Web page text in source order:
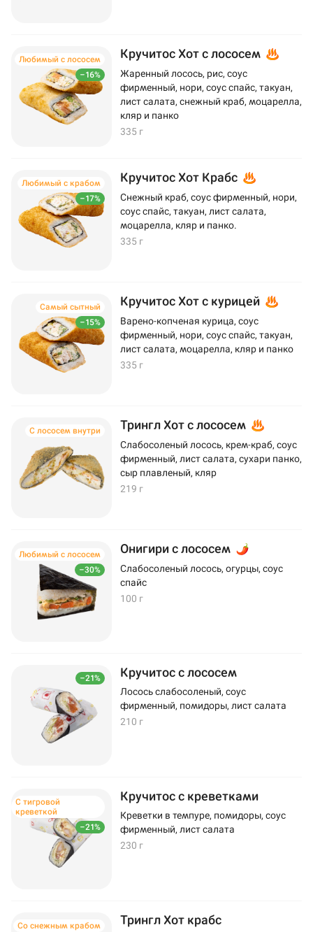
–16%
Любимый с лососем Кручитос Хот с лососем
Жаренный лосось, рис, соус
фирменный, нори, соус спайс, такуан,
лист салата, снежный краб, моцарелла,
кляр и панко
335 г
–17%
Любимый с крабом Кручитос Хот Крабс
Снежный краб, соус фирменный, нори,
соус спайс, такуан, лист салата,
моцарелла, кляр и панко.
335 г
–15%
Самый сытный Кручитос Хот с курицей
Варено-копченая курица, соус
фирменный, нори, соус спайс, такуан,
лист салата, моцарелла, кляр и панко
335 г
С лососем внутри Трингл Хот с лососем
Слабосоленый лосось, крем-краб, соус
фирменный, лист салата, сухари панко,
сыр плавленый, кляр
219 г
–30%
Любимый с лососем Онигири с лососем
Слабосоленый лосось, огурцы, соус
спайс
100 г
–21% Кручитос с лососем
Лосось слабосоленый, соус
фирменный, помидоры, лист салата
210 г
–21%
С тигровой
креветкой
Кручитос с креветками
Креветки в темпуре, помидоры, соус
фирменный, лист салата
230 г
Со снежным крабом Трингл Хот крабс